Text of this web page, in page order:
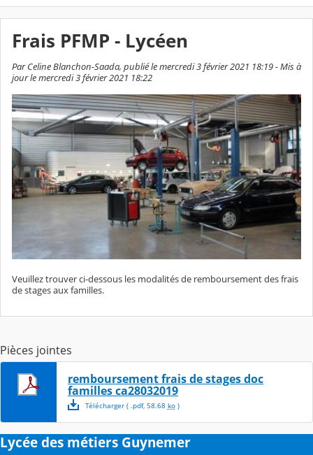
Frais PFMP - Lycéen
Par Celine Blanchon-Saada, publié le mercredi 3 février 2021 18:19 - Mis à
jour le mercredi 3 février 2021 18:22
Veuillez trouver ci-dessous les modalités de remboursement des frais
de stages aux familles.
Pièces jointes
remboursement frais de stages doc
familles ca28032019
Télécharger( .pdf, 58.68 ko)
Lycée des métiers Guynemer